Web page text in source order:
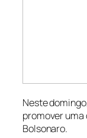
Neste
promover
Bolsonaro.